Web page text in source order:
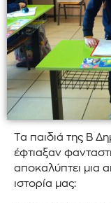
Τα παιδιά της Β
έφτιαξαν
αποκαλύπτει μια
ιστορία μας: